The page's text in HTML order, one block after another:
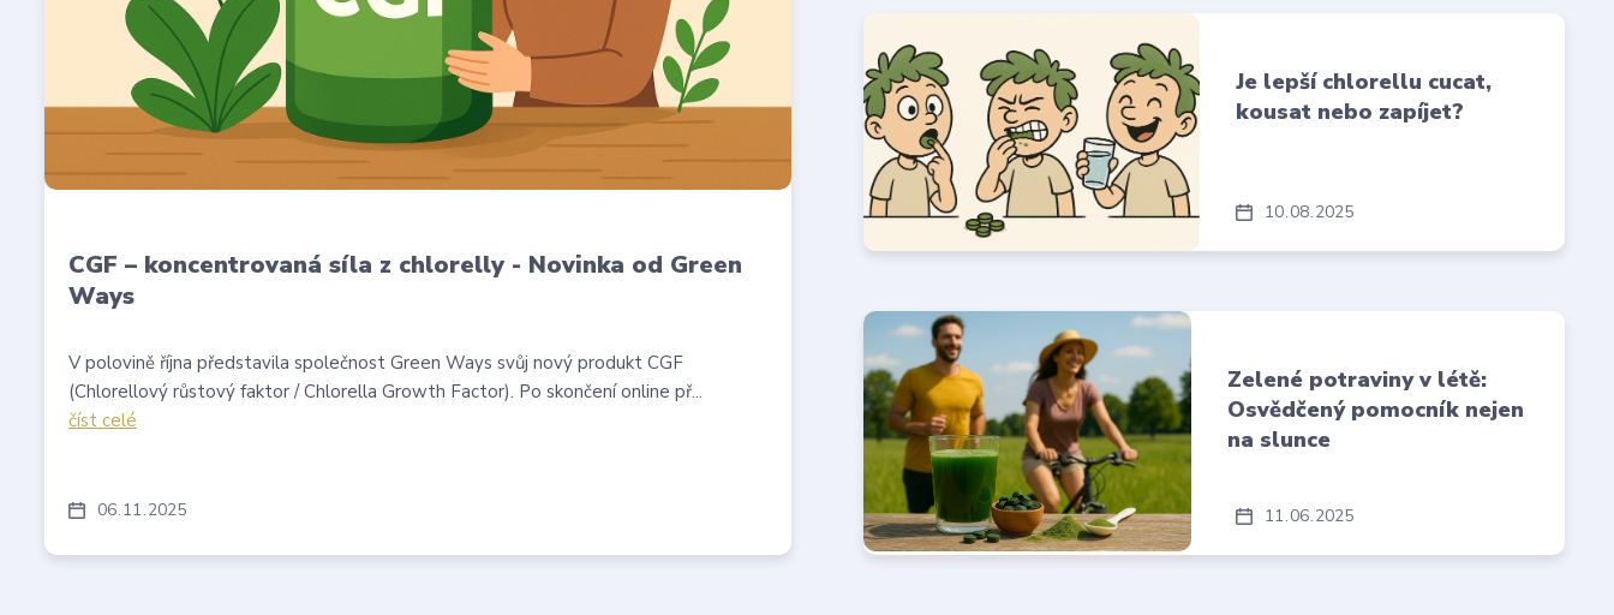
06 11 2025
CGF – koncentrovaná síla z chlorelly - Novinka od Green
Ways
V polovině října představila společnost Green Ways svůj nový produkt CGF
(Chlorellový růstový faktor / Chlorella Growth Factor). Po skončení online př...
číst celé
10 08 2025
Je lepší chlorellu cucat,
kousat nebo zapíjet?
11 06 2025
Zelené potraviny v létě:
Osvědčený pomocník nejen
na slunce